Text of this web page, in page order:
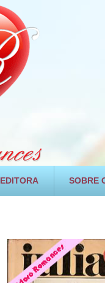
EDITORA SOBRE